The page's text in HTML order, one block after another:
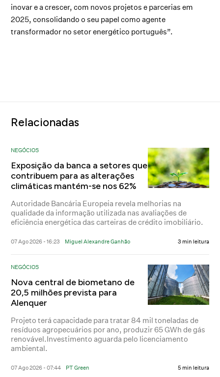
inovar e a crescer, com novos projetos e parcerias em
2025, consolidando o seu papel como agente
transformador no setor energético português”.
Relacionadas
NEGÓCIOS
Exposição da banca a setores que
contribuem para as alterações
climáticas mantém-se nos 62%
Autoridade Bancária Europeia revela melhorias na
qualidade da informação utilizada nas avaliações de
eficiência energética das carteiras de crédito imobiliário.
07 Ago 2026 - 16:23 Miguel Alexandre Ganhão 3 min leitura
NEGÓCIOS
Nova central de biometano de
20,5 milhões prevista para
Alenquer
Projeto terá capacidade para tratar 84 mil toneladas de
resíduos agropecuários por ano, produzir 65 GWh de gás
renovável.Investimento aguarda pelo licenciamento
ambiental.
07 Ago 2026 - 07:44 PT Green 5 min leitura